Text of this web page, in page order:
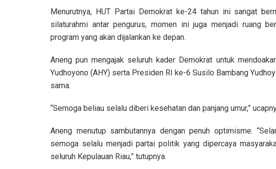
Menurutnya, HUT Partai Demokrat ke-24 tahun ini sangat
silaturahmi antar pengurus, momen ini juga menjadi ruang
program yang akan dijalankan ke depan.
Aneng pun mengajak seluruh kader Demokrat untuk
Yudhoyono (AHY) serta Presiden RI ke-6 Susilo Bambang
sama.
“Semoga beliau selalu diberi kesehatan dan panjang umur,”
Aneng menutup sambutannya dengan penuh optimisme.
semoga selalu menjadi partai politik yang dipercaya
seluruh Kepulauan Riau,” tutupnya.